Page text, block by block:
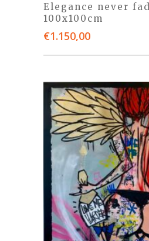
Elegance never
100x100cm
€1.150,00